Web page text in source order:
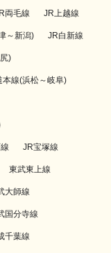
両毛線 JR上越線
～新潟) JR白新線
)
本線(浜松～岐阜)
JR宝塚線
東武東上線
大師線
国分寺線
千葉線